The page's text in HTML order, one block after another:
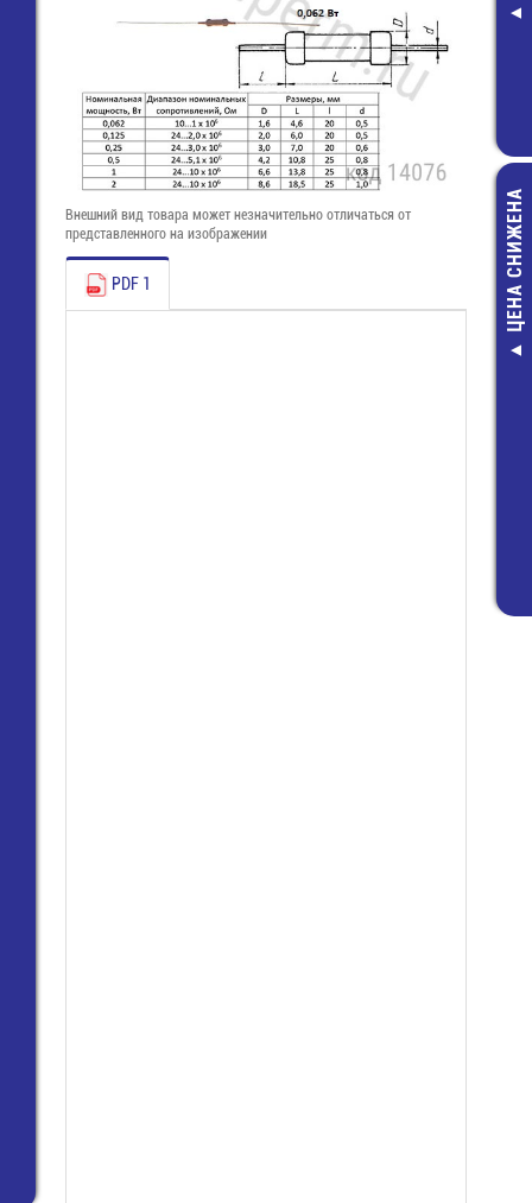
ЦЕНА СНИЖЕНА
Внешний вид товара может незначительно отличаться от
представленного на изображении
PDF 1